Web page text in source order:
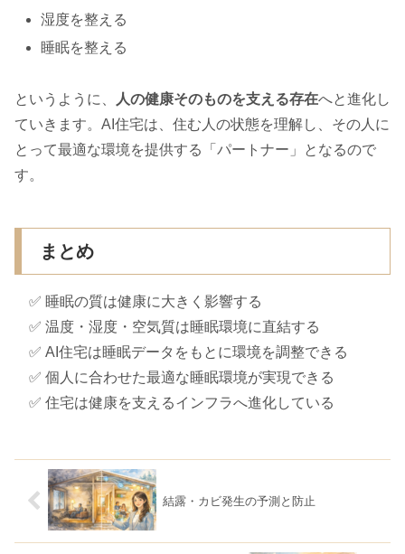
湿度を整える
睡眠を整える
というように、 人の健康そのものを支える存在へと進化し
ていきます。AI住宅は、住む人の状態を理解し、その人に
とって最適な環境を提供する「パートナー」となるので
す。
まとめ
✅ 睡眠の質は健康に大きく影響する
✅ 温度・湿度・空気質は睡眠環境に直結する
✅ AI住宅は睡眠データをもとに環境を調整できる
✅ 個人に合わせた最適な睡眠環境が実現できる
✅ 住宅は健康を支えるインフラへ進化している
結露・カビ発生の予測と防止